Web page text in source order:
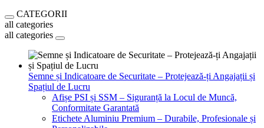
CATEGORII
all categories
all categories
Semne și Indicatoare de Securitate – Protejează-ți Angajații și
Spațiul de Lucru
Afișe PSI și SSM – Siguranță la Locul de Muncă,
Conformitate Garantată
Etichete Aluminiu Premium – Durabile, Profesionale și